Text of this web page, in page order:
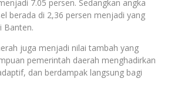
7.05 persen. Sedangkan angka
berada di 2,36 persen menjadi yang
Banten.
juga menjadi nilai tambah yang
pemerintah daerah menghadirkan
dan berdampak langsung bagi